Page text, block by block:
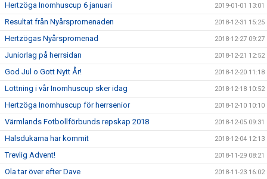
Hertzöga Inomhuscup 6 januari 2019-01-01 13:01
Resultat från Nyårspromenaden 2018-12-31 15:25
Hertzögas Nyårspromenad 2018-12-27 09:27
Juniorlag på herrsidan 2018-12-21 12:52
God Jul o Gott Nytt År! 2018-12-20 11:18
Lottning i vår Inomhuscup sker idag 2018-12-18 10:52
Hertzöga Inomhuscup för herrsenior 2018-12-10 10:10
Värmlands Fotbollförbunds repskap 2018 2018-12-05 09:31
Halsdukarna har kommit 2018-12-04 12:13
Trevlig Advent! 2018-11-29 08:21
Ola tar över efter Dave 2018-11-23 16:02